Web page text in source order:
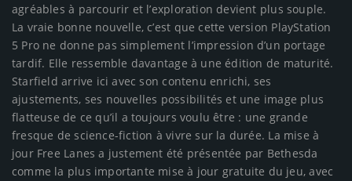
agréables à parcourir et l’exploration devient plus souple.
La vraie bonne nouvelle, c’est que cette version PlayStation
5 Pro ne donne pas simplement l’impression d’un portage
tardif. Elle ressemble davantage à une édition de maturité.
Starfield arrive ici avec son contenu enrichi, ses
ajustements, ses nouvelles possibilités et une image plus
flatteuse de ce qu’il a toujours voulu être : une grande
fresque de science-fiction à vivre sur la durée. La mise à
jour Free Lanes a justement été présentée par Bethesda
comme la plus importante mise à jour gratuite du jeu, avec